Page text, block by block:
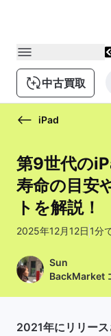
中古買取
iPad
第9世代の
寿命の目安
トを解説！
2025年12月12日 1分
Sun
BackMarket
2021年にリリー